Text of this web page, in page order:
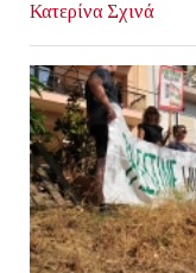
Κατερίνα Σχινά